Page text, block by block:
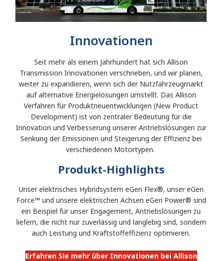
Innovationen
Seit mehr als einem Jahrhundert hat sich Allison
Transmission Innovationen verschrieben, und wir planen,
weiter zu expandieren, wenn sich der Nutzfahrzeugmarkt
auf alternative Energielösungen umstellt. Das Allison
Verfahren für Produktneuentwicklungen (New Product
Development) ist von zentraler Bedeutung für die
Innovation und Verbesserung unserer Antriebslösungen zur
Senkung der Emissionen und Steigerung der Effizienz bei
verschiedenen Motortypen.
Produkt-Highlights
Unser elektrisches Hybridsystem eGen Flex®, unser eGen
Force™ und unsere elektrischen Achsen eGen Power® sind
ein Beispiel für unser Engagement, Antriebslösungen zu
liefern, die nicht nur zuverlässig und langlebig sind, sondern
auch Leistung und Kraftstoffeffizienz optimieren.
Erfahren Sie mehr über Innovationen bei Allison